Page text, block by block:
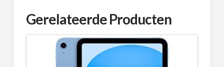
Gerelateerde Producten